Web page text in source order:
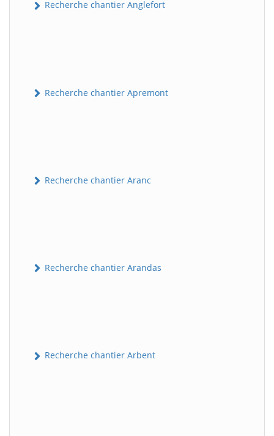
Recherche chantier Anglefort
Recherche chantier Apremont
Recherche chantier Aranc
Recherche chantier Arandas
Recherche chantier Arbent